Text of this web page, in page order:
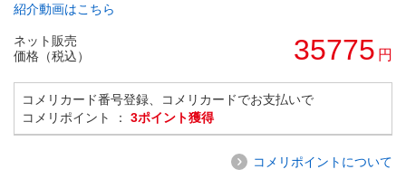
紹介動画はこちら
ネット販売
価格（税込）
35775 円
コメリカード番号登録、コメリカードでお支払いで
コメリポイント ： 3ポイント獲得
コメリポイントについて